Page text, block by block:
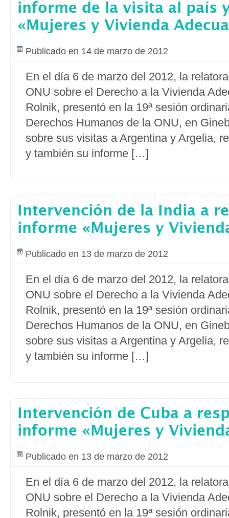
informe de la visita al país
«Mujeres y Vivienda
Publicado en 14 de marzo de 2012
En el día 6 de marzo del 2012, la
ONU sobre el Derecho a la Vivienda
Rolnik, presentó en la 19ª sesión
Derechos Humanos de la ONU, en
sobre sus visitas a Argentina y Argelia,
y también su informe […]
Intervención de la India a
informe «Mujeres y
Publicado en 13 de marzo de 2012
En el día 6 de marzo del 2012, la
ONU sobre el Derecho a la Vivienda
Rolnik, presentó en la 19ª sesión
Derechos Humanos de la ONU, en
sobre sus visitas a Argentina y Argelia,
y también su informe […]
Intervención de Cuba a
informe «Mujeres y
Publicado en 13 de marzo de 2012
En el día 6 de marzo del 2012, la
ONU sobre el Derecho a la Vivienda
Rolnik, presentó en la 19ª sesión